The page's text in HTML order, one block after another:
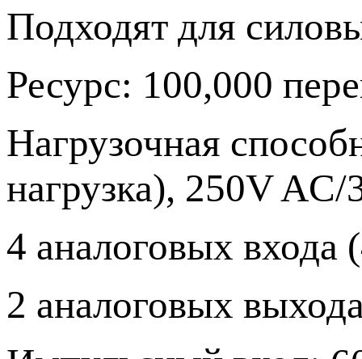
Подходят для
Ресурс: 100,000
Нагрузочная
нагрузка), 250V
4 аналоговых
2 аналоговых